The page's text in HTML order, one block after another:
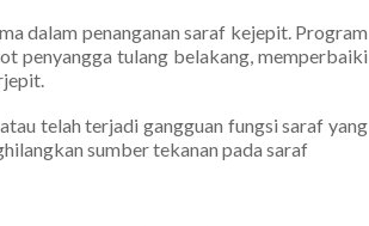
dalam penanganan saraf kejepit. Program
penyangga tulang belakang, memperbaiki
telah terjadi gangguan fungsi saraf yang
sumber tekanan pada saraf